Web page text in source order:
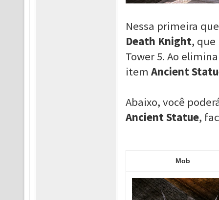
Nessa primeira
Death Knight, que
Tower 5. Ao
item Ancient
Abaixo, você
Ancient Statue,
Mob